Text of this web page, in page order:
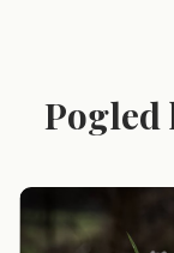
Pogled